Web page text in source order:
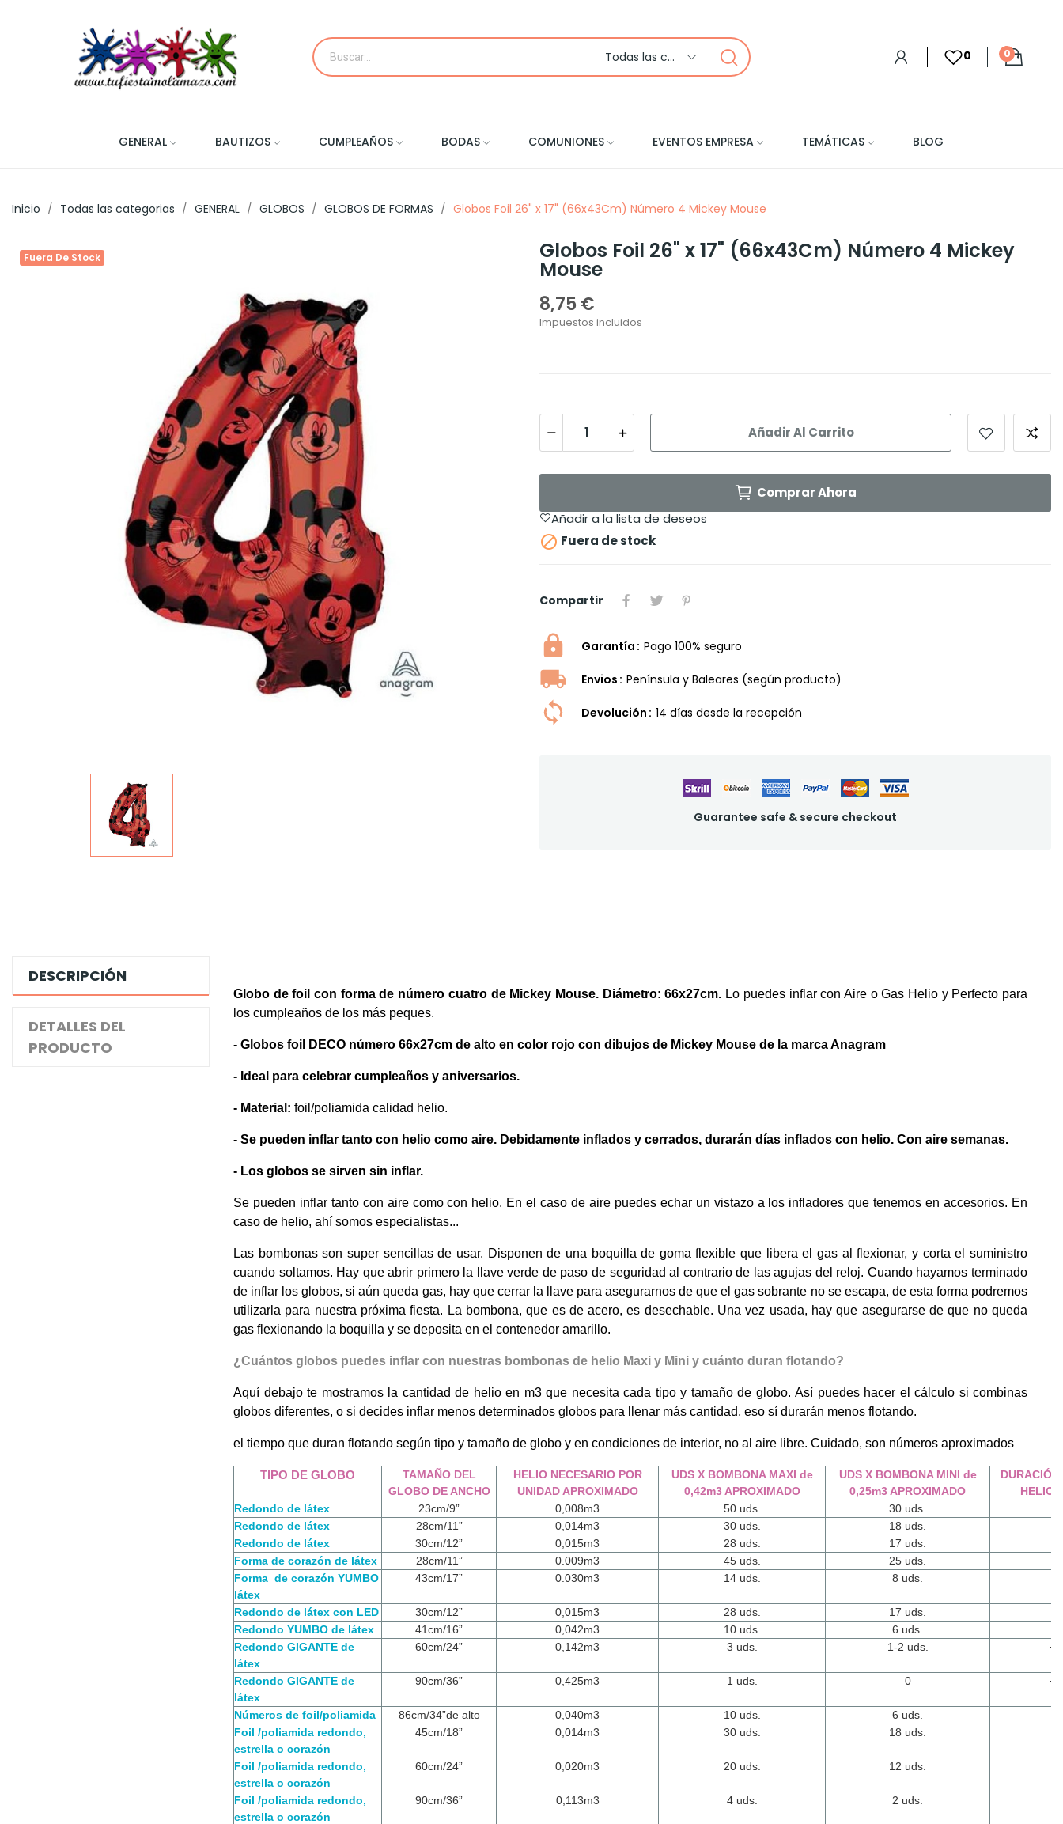
Todas las categorias 0 0
GENERAL BAUTIZOS CUMPLEAÑOS BODAS COMUNIONES EVENTOS EMPRESA TEMÁTICAS BLOG
Inicio Todas las categorias GENERAL GLOBOS GLOBOS DE FORMAS Globos Foil 26" x 17" (66x43Cm) Número 4 Mickey Mouse
Fuera De Stock Globos Foil 26" x 17" (66x43Cm) Número 4 Mickey
Mouse
8,75 €
Impuestos incluidos
Añadir Al Carrito
Comprar Ahora
Añadir a la lista de deseos
 Fuera de stock
Compartir
Garantía Pago 100% seguro
Envios Península y Baleares (según producto)
Devolución 14 dí­as desde la recepción
Guarantee safe & secure checkout
DESCRIPCIÓN
DETALLES DEL
PRODUCTO
Globo de foil con forma de número cuatro de Mickey Mouse. Diámetro: 66x27cm. Lo puedes inflar con Aire o Gas Helio y Perfecto para
los cumpleaños de los más peques.
- Globos foil DECO número 66x27cm de alto en color rojo con dibujos de Mickey Mouse de la marca Anagram
- Ideal para celebrar cumpleaños y aniversarios.
- Material: foil/poliamida calidad helio.
- Se pueden inflar tanto con helio como aire. Debidamente inflados y cerrados, durarán días inflados con helio. Con aire semanas.
- Los globos se sirven sin inflar.
Se pueden inflar tanto con aire como con helio. En el caso de aire puedes echar un vistazo a los infladores que tenemos en accesorios. En
caso de helio, ahí somos especialistas...
Las bombonas son super sencillas de usar. Disponen de una boquilla de goma flexible que libera el gas al flexionar, y corta el suministro
cuando soltamos. Hay que abrir primero la llave verde de paso de seguridad al contrario de las agujas del reloj. Cuando hayamos terminado
de inflar los globos, si aún queda gas, hay que cerrar la llave para asegurarnos de que el gas sobrante no se escapa, de esta forma podremos
utilizarla para nuestra próxima fiesta. La bombona, que es de acero, es desechable. Una vez usada, hay que asegurarse de que no queda
gas flexionando la boquilla y se deposita en el contenedor amarillo.
¿Cuántos globos puedes inflar con nuestras bombonas de helio Maxi y Mini y cuánto duran flotando?
Aquí debajo te mostramos la cantidad de helio en m3 que necesita cada tipo y tamaño de globo. Así puedes hacer el cálculo si combinas
globos diferentes, o si decides inflar menos determinados globos para llenar más cantidad, eso sí durarán menos flotando.
el tiempo que duran flotando según tipo y tamaño de globo y en condiciones de interior, no al aire libre. Cuidado, son números aproximados
TIPO DE GLOBO
TAMAÑO DEL
GLOBO DE ANCHO
HELIO NECESARIO POR
UNIDAD APROXIMADO
UDS X BOMBONA MAXI de
0,42m3 APROXIMADO
UDS X BOMBONA MINI de
0,25m3 APROXIMADO
HELIO
Redondo de látex
23cm/9” 0,008m3 50 uds. 30 uds.
Redondo de látex
28cm/11” 0,014m3 30 uds. 18 uds.
Redondo de látex
30cm/12” 0,015m3 28 uds. 17 uds.
Forma de corazón de látex
28cm/11” 0.009m3 45 uds. 25 uds.
Forma de corazón YUMBO
látex
43cm/17” 0.030m3 14 uds. 8 uds.
Redondo de látex con LED 30cm/12” 0,015m3 28 uds. 17 uds.
Redondo YUMBO de látex
41cm/16” 0,042m3 10 uds. 6 uds.
Redondo GIGANTE de
látex
60cm/24” 0,142m3 3 uds. 1-2 uds. +
Redondo GIGANTE de
látex
90cm/36” 0,425m3 1 uds. 0 +
Números de foil/poliamida 86cm/34”de alto 0,040m3 10 uds. 6 uds.
Foil /poliamida redondo,
estrella o corazón
45cm/18” 0,014m3 30 uds. 18 uds.
Foil /poliamida redondo,
estrella o corazón
60cm/24” 0,020m3 20 uds. 12 uds.
Foil /poliamida redondo,
estrella o corazón
90cm/36” 0,113m3 4 uds. 2 uds.